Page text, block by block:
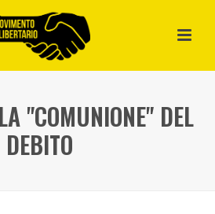
"COMUNIONE" DEL
DEBITO